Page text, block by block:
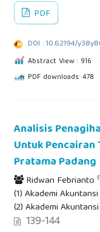
PDF
DOI : 10.62194/
Abstract View : 916
PDF downloads: 478
Analisis
Untuk Pencairan
Pratama Padang
Ridwan Febrianto
(1) Akademi
(2) Akademi
139-144